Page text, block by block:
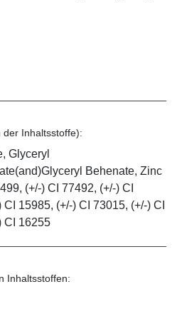
der Inhaltsstoffe):
Glyceryl
Behenate, Zinc
(+/-) CI 77492, (+/-) CI
15985, (+/-) CI 73015, (+/-) CI
CI 16255
Inhaltsstoffen: